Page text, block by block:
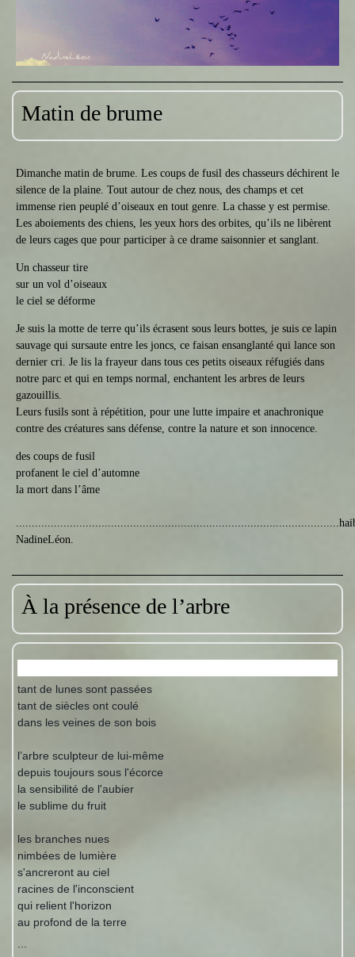
Matin de brume
Dimanche matin de brume. Les coups de fusil des chasseurs déchirent le
silence de la plaine. Tout autour de chez nous, des champs et cet
immense rien peuplé d’oiseaux en tout genre. La chasse y est permise.
Les aboiements des chiens, les yeux hors des orbites, qu’ils ne libèrent
de leurs cages que pour participer à ce drame saisonnier et sanglant.
Un chasseur tire
sur un vol d’oiseaux
le ciel se déforme
Je suis la motte de terre qu’ils écrasent sous leurs bottes, je suis ce lapin
sauvage qui sursaute entre les joncs, ce faisan ensanglanté qui lance son
dernier cri. Je lis la frayeur dans tous ces petits oiseaux réfugiés dans
notre parc et qui en temps normal, enchantent les arbres de leurs
gazouillis.
Leurs fusils sont à répétition, pour une lutte impaire et anachronique
contre des créatures sans défense, contre la nature et son innocence.
des coups de fusil
profanent le ciel d’automne
la mort dans l’âme
NadineLéon.
À la présence de l’arbre
tant de lunes sont passées
tant de siècles ont coulé
dans les veines de son bois
l’arbre sculpteur de lui-même
depuis toujours sous l'écorce
la sensibilité de l'aubier
le sublime du fruit
les branches nues
nimbées de lumière
s'ancreront au ciel
racines de l'inconscient
qui relient l'horizon
au profond de la terre